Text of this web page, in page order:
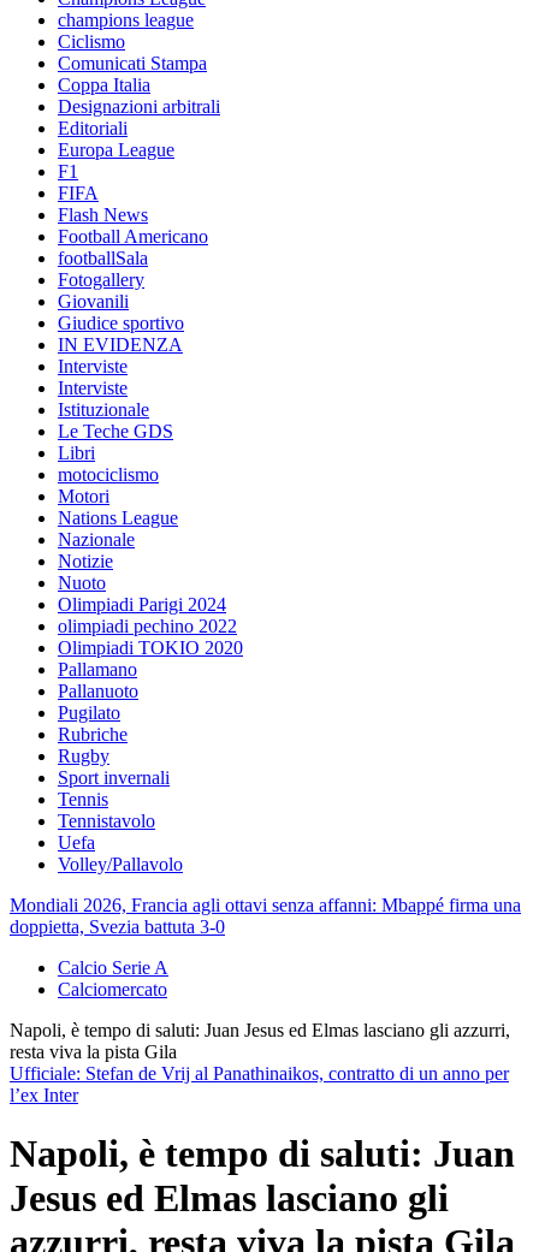
champions league
Ciclismo
Comunicati Stampa
Coppa Italia
Designazioni arbitrali
Editoriali
Europa League
F1
FIFA
Flash News
Football Americano
footballSala
Fotogallery
Giovanili
Giudice sportivo
IN EVIDENZA
Interviste
Interviste
Istituzionale
Le Teche GDS
Libri
motociclismo
Motori
Nations League
Nazionale
Notizie
Nuoto
Olimpiadi Parigi 2024
olimpiadi pechino 2022
Olimpiadi TOKIO 2020
Pallamano
Pallanuoto
Pugilato
Rubriche
Rugby
Sport invernali
Tennis
Tennistavolo
Uefa
Volley/Pallavolo
Mondiali 2026, Francia agli ottavi senza affanni: Mbappé firma una
doppietta, Svezia battuta 3-0
Calcio Serie A
Calciomercato
Napoli, è tempo di saluti: Juan Jesus ed Elmas lasciano gli azzurri,
resta viva la pista Gila
Ufficiale: Stefan de Vrij al Panathinaikos, contratto di un anno per
l’ex Inter
Napoli, è tempo di saluti: Juan
Jesus ed Elmas lasciano gli
azzurri, resta viva la pista Gila